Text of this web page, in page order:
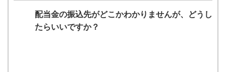
配当金の振込先がどこかわかりませんが、どうし
たらいいですか？